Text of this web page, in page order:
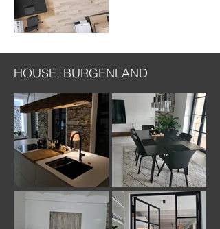
HOUSE, BURGENLAND